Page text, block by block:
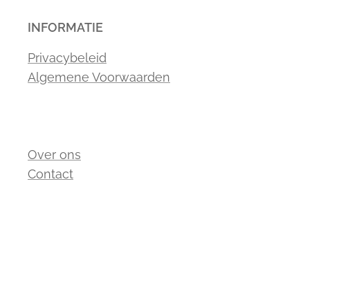
INFORMATIE
Privacybeleid
Algemene Voorwaarden
Over ons
Contact